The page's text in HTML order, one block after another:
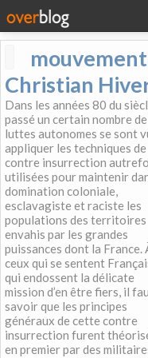
Christian
Dans les années 80 du
passé un certain nombre de
luttes autonomes se sont
appliquer les techniques de
contre insurrection
utilisées pour maintenir
domination coloniale,
esclavagiste et raciste les
populations des territoires
envahis par les grandes
puissances dont la France.
ceux qui se sentent
qui endossent la délicate
mission d’en être fiers, il
savoir que les principes
généraux de cette contre
insurrection furent
en premier par des